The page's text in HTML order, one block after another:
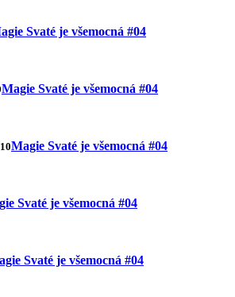
Svaté je všemocná #04
Magie Svaté je všemocná #04
Magie Svaté je všemocná #04
Svaté je všemocná #04
Svaté je všemocná #04